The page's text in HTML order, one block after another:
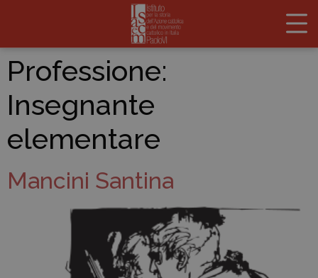
Professione:
Insegnante
elementare
Mancini Santina